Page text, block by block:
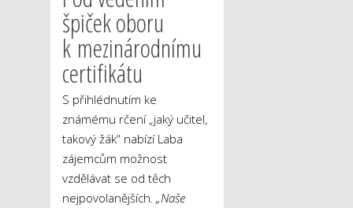
špiček oboru
k mezinárodnímu
certifikátu
S přihlédnutím ke
známému rčení „jaký učitel,
takový žák“ nabízí Laba
zájemcům možnost
vzdělávat se od těch
nejpovolanějších . „Naše